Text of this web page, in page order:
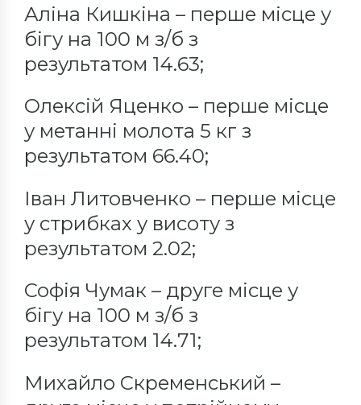
Аліна Кишкіна – перше місце у
бігу на 100 м з/б з
результатом 14.63;
Олексій Яценко – перше місце
у метанні молота 5 кг з
результатом 66.40;
Іван Литовченко – перше місце
у стрибках у висоту з
результатом 2.02;
Софія Чумак – друге місце у
бігу на 100 м з/б з
результатом 14.71;
Михайло Скременський –